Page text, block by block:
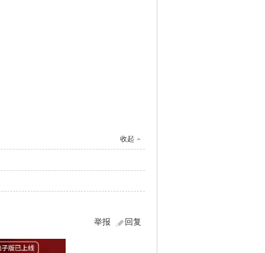
收起
回复
举报